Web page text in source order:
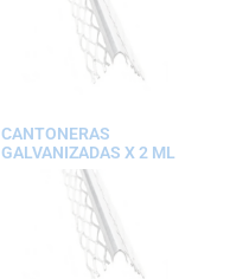
CANTONERAS
GALVANIZADAS X 2 ML